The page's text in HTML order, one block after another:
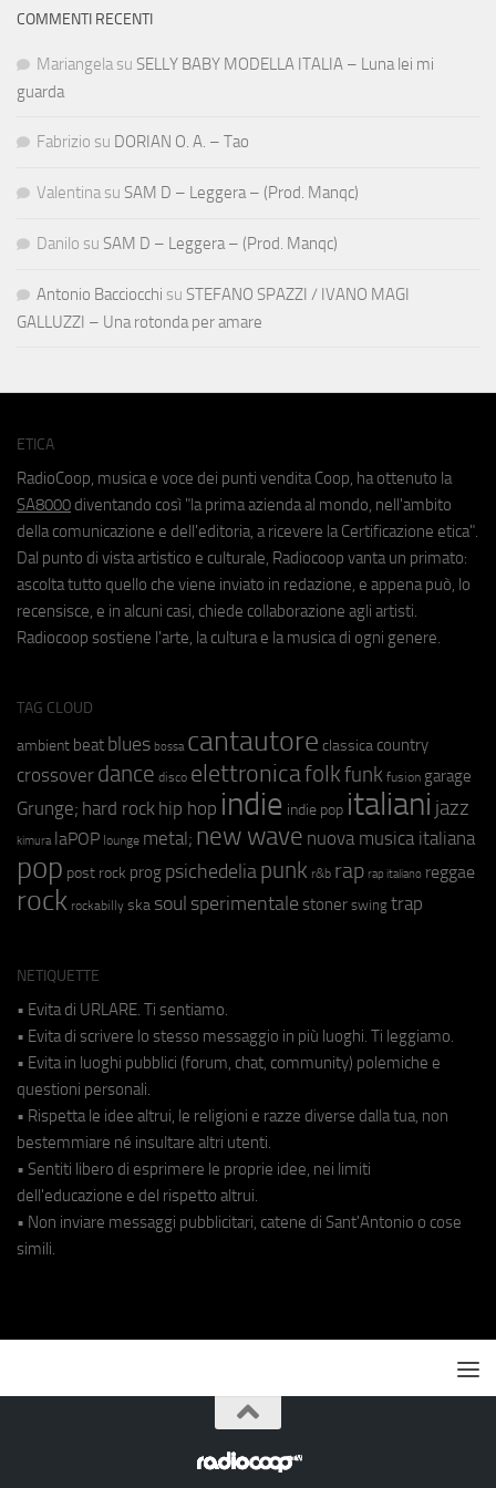
COMMENTI RECENTI
Mariangela su SELLY BABY MODELLA ITALIA – Luna lei mi
guarda
Fabrizio su DORIAN O. A. – Tao
Valentina su SAM D – Leggera – (Prod. Manqc)
Danilo su SAM D – Leggera – (Prod. Manqc)
Antonio Bacciocchi su STEFANO SPAZZI / IVANO MAGI
GALLUZZI – Una rotonda per amare
ETICA
RadioCoop, musica e voce dei punti vendita Coop, ha ottenuto la
SA8000 diventando così "la prima azienda al mondo, nell'ambito
della comunicazione e dell'editoria, a ricevere la Certificazione etica".
Dal punto di vista artistico e culturale, Radiocoop vanta un primato:
ascolta tutto quello che viene inviato in redazione, e appena può, lo
recensisce, e in alcuni casi, chiede collaborazione agli artisti.
Radiocoop sostiene l'arte, la cultura e la musica di ogni genere.
TAG CLOUD
ambient beat blues bossa cantautore classica country
crossover dance disco elettronicafolkfunk fusion garage
Grunge; hard rock hip hop indie indie pop italiani jazz
kimura laPOP lounge metal; new wave nuova musica italiana
pop post rock prog psichedeliapunk r&b rap rap italiano reggae
rock rockabilly ska soul sperimentale stoner swing trap
NETIQUETTE
• Evita di URLARE. Ti sentiamo.
• Evita di scrivere lo stesso messaggio in più luoghi. Ti leggiamo.
• Evita in luoghi pubblici (forum, chat, community) polemiche e
questioni personali.
• Rispetta le idee altrui, le religioni e razze diverse dalla tua, non
bestemmiare né insultare altri utenti.
• Sentiti libero di esprimere le proprie idee, nei limiti
dell'educazione e del rispetto altrui.
• Non inviare messaggi pubblicitari, catene di Sant'Antonio o cose
simili.